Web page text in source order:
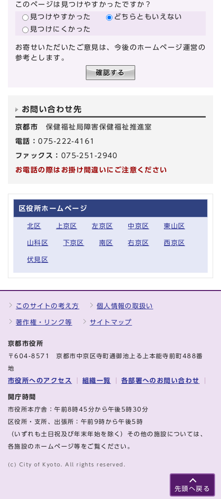
このページは見つけやすかったですか？
見つけやすかった
どちらともいえない
見つけにくかった
お寄せいただいたご意見は、今後のホームページ運営の
参考とします。
お問い合わせ先
京都市 保健福祉局障害保健福祉推進室
電話：075-222-4161
ファックス： 075-251-2940
お電話の際はお掛け間違いにご注意ください
区役所ホームページ
北区 上京区 左京区 中京区 東山区
山科区 下京区 南区 右京区 西京区
伏見区
先頭へ戻る
このサイトの考え方 個人情報の取扱い
著作権・リンク等 サイトマップ
京都市役所
〒604-8571 京都市中京区寺町通御池上る上本能寺前町488番
地
市役所へのアクセス 組織一覧 各部署へのお問い合わせ
開庁時間
市役所本庁舎：午前8時45分から午後5時30分
区役所・支所、出張所：午前9時から午後5時
（いずれも土日祝及び年末年始を除く）その他の施設については、
各施設のホームページ等をご覧ください。
(c) City of Kyoto. All rights reserved.